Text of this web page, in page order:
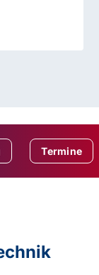
Termine